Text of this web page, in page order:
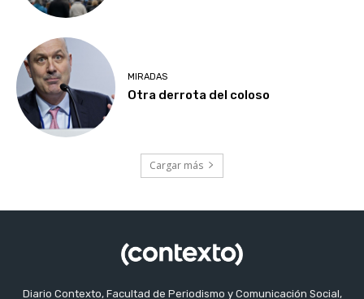
MIRADAS
Otra derrota del coloso
Cargar más
Diario Contexto, Facultad de Periodismo y Comunicación Social,